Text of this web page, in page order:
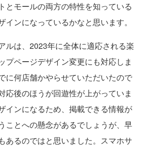
とモールの両方の特性を知っている
インになっているかなと思います。
ルは、2023年に全体に適応される楽
プページデザイン変更にも対応しま
に何店舗かやらせていただいたので
応後のほうが回遊性が上がっていま
インになるため、掲載できる情報が
ことへの懸念があるでしょうが、早
あるのではと思いました。スマホサ